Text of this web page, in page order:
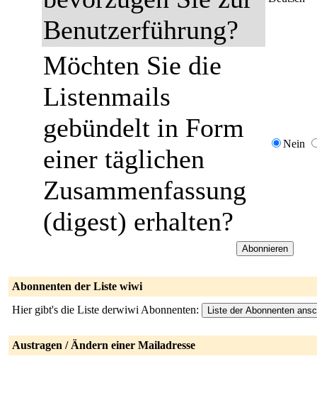
Benutzerführung?
Möchten Sie die
Listenmails
gebündelt in Form
einer täglichen
Zusammenfassung
(digest) erhalten?
Nein
Abonnenten der Liste wiwi
Hier gibt's die Liste derwiwi Abonnenten:
Austragen / Ändern einer Mailadresse